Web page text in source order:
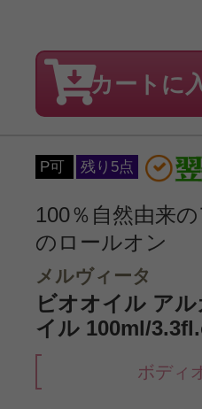
カートに
P可 残り5点
100％自然由来
のロールオン
メルヴィータ
ビオオイル ア
イル 100ml/
ボディ